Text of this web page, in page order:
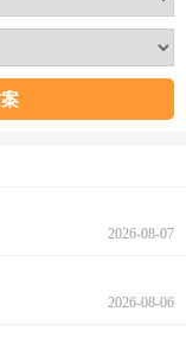
2026-08-07
2026-08-06